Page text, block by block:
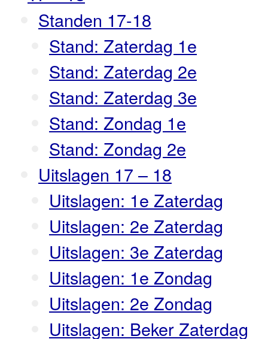
Standen 17-18
Stand: Zaterdag 1e
Stand: Zaterdag 2e
Stand: Zaterdag 3e
Stand: Zondag 1e
Stand: Zondag 2e
Uitslagen 17 – 18
Uitslagen: 1e Zaterdag
Uitslagen: 2e Zaterdag
Uitslagen: 3e Zaterdag
Uitslagen: 1e Zondag
Uitslagen: 2e Zondag
Uitslagen: Beker Zaterdag